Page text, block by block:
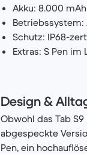
Akku: 8.000
Betriebssystem:
Schutz: IP68-
Extras: S Pen
Design &
Obwohl das Tab
abgespeckte
Pen, ein